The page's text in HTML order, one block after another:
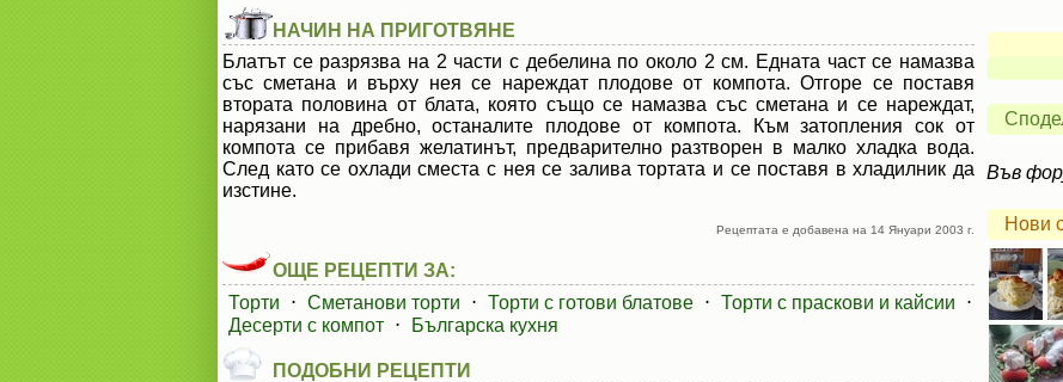
НАЧИН НА ПРИГОТВЯНЕ
Блатът се разрязва на 2 части с дебелина по около 2 см. Едната част се намазва
със сметана и върху нея се нареждат плодове от компота. Отгоре се поставя
втората половина от блата, която също се намазва със сметана и се нареждат,
нарязани на дребно, останалите плодове от компота. Към затопления сок от
компота се прибавя желатинът, предварително разтворен в малко хладка вода.
След като се охлади сместа с нея се залива тортата и се поставя в хладилник да
изстине.
Рецептата е добавена на 14 Януари 2003 г.
ОЩЕ РЕЦЕПТИ ЗА:
Торти
⋅ Сметанови торти ⋅ Торти с готови блатове ⋅ Торти с праскови и кайсии
⋅
Десерти с компот ⋅ Българска кухня
ПОДОБНИ РЕЦЕПТИ
Във
Нови